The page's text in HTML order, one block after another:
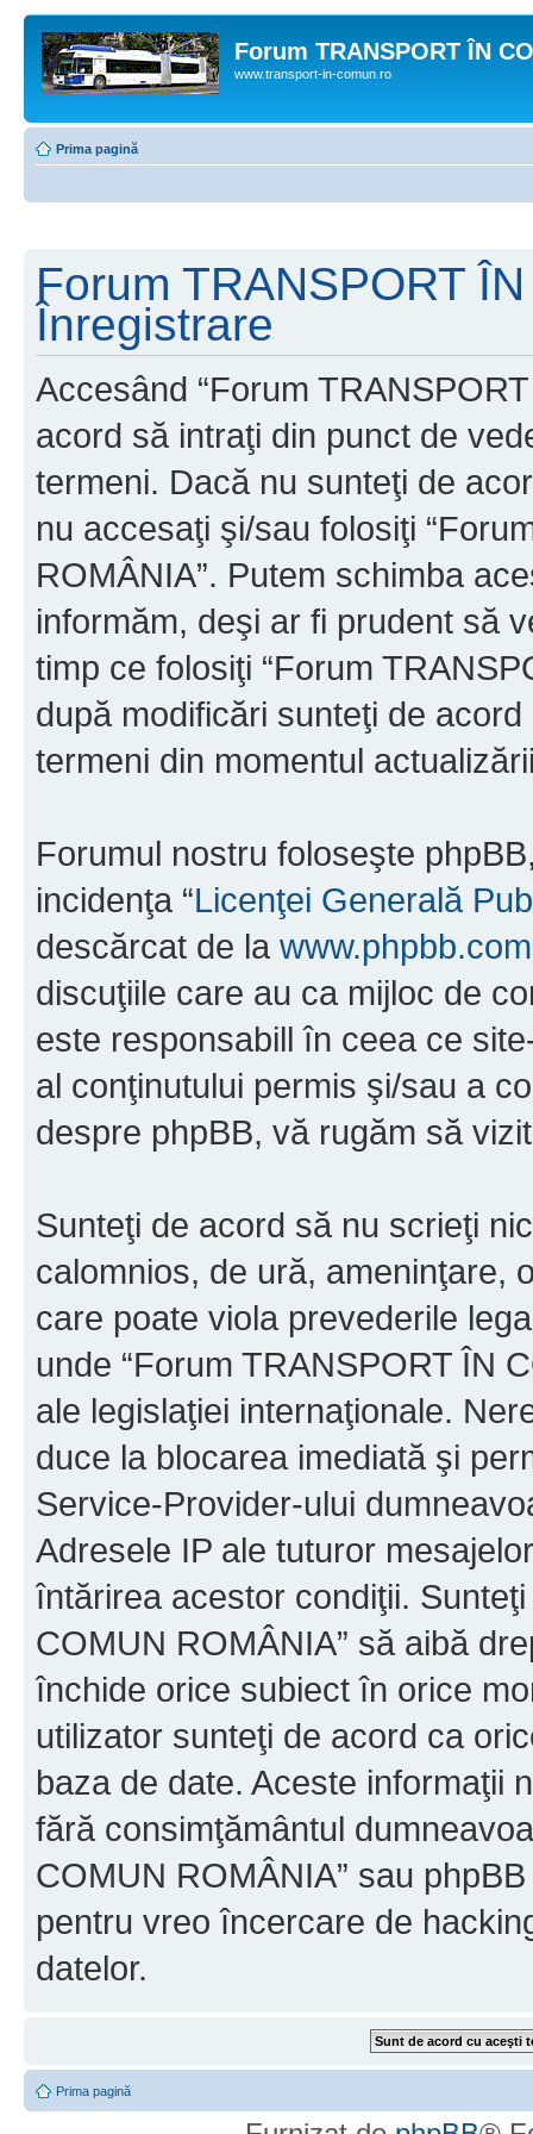
Forum TRANSPORT ÎN
www.transport-in-comun.ro
Prima pagină
Forum TRANSPORT
Înregistrare
Accesând “Forum
acord să intraţi din punct de
termeni. Dacă nu sunteţi de
nu accesaţi şi/sau folosiţi
ROMÂNIA”. Putem schimba
informăm, deşi ar fi prudent să
timp ce folosiţi “Forum
după modificări sunteţi de
termeni din momentul
Forumul nostru foloseşte
incidenţa “Licenţei Generală
descărcat de la www.phpbb.com
discuţiile care au ca mijloc de
este responsabill în ceea ce
al conţinutului permis şi/sau a
despre phpBB, vă rugăm să
Sunteţi de acord să nu scrieţi
calomnios, de ură, ameninţare,
care poate viola prevederile
unde “Forum TRANSPORT ÎN
ale legislaţiei internaţionale.
duce la blocarea imediată şi
Service-Provider-ului
Adresele IP ale tuturor
întărirea acestor condiţii.
COMUN ROMÂNIA” să aibă
închide orice subiect în orice
utilizator sunteţi de acord ca
baza de date. Aceste informaţii
fără consimţământul
COMUN ROMÂNIA” sau
pentru vreo încercare de
datelor.
Prima pagină